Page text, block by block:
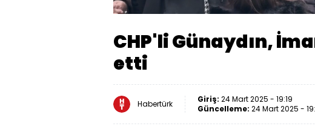
Aç
CHP'li Günaydın,
etti
Habertürk Giriş: 24 Mart 2025 - 19:19
Güncelleme: 24 Mart 2025 -